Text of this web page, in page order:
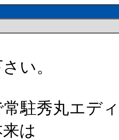
い。
駐秀丸エデ
は